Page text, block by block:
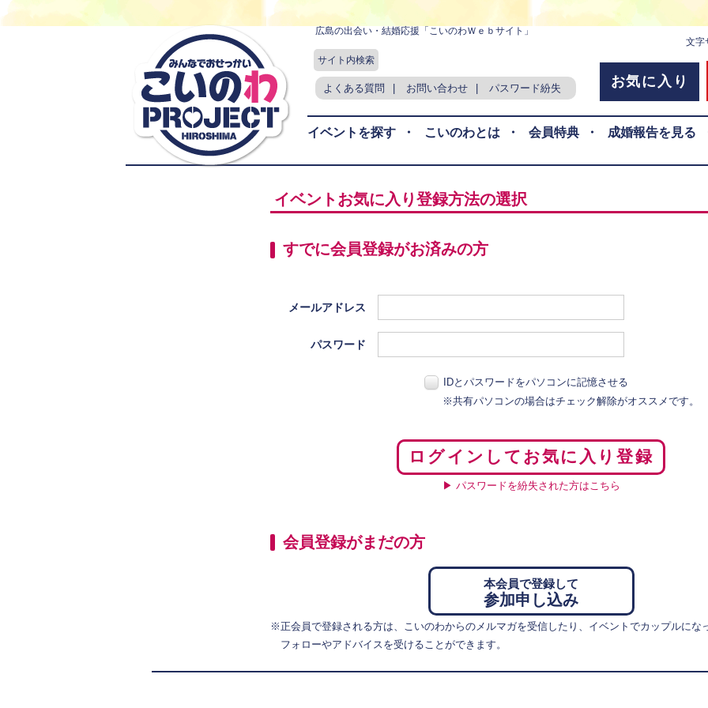
広島の出会い・結婚応援「こいのわＷｅｂサイト」
サイト内検索
文字
よくある質問 お問い合わせ パスワード紛失 お気に入り
イベントを探す ・ こいのわとは ・ 会員特典 ・ 成婚報告を見る
イベントお気に入り登録方法の選択
すでに会員登録がお済みの方
メールアドレス
パスワード
IDとパスワードをパソコンに記憶させる
※共有パソコンの場合はチェック解除がオススメです。
ログインしてお気に入り登録
▶ パスワードを紛失された方はこちら
会員登録がまだの方
本会員で登録して
参加申し込み
※正会員で登録される方は、こいのわからのメルマガを受信したり、イベントでカップルにな
フォローやアドバイスを受けることができます。